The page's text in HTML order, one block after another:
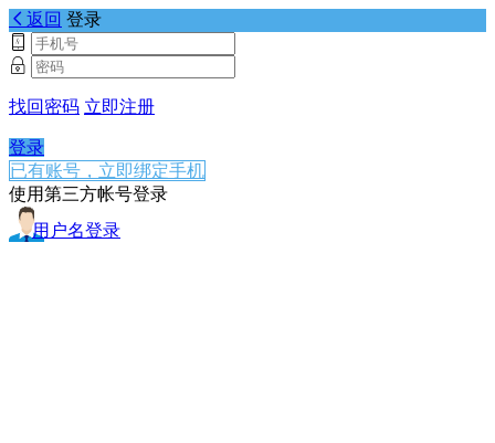
返回 登录
找回密码 立即注册
登录
已有账号，立即绑定手机
使用第三方帐号登录
用户名登录